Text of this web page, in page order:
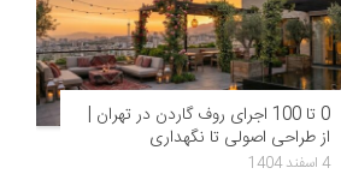
0 تا 100 اجرای روف گاردن در تهران |
از طراحی اصولی تا نگهداری
4 اسفند 1404